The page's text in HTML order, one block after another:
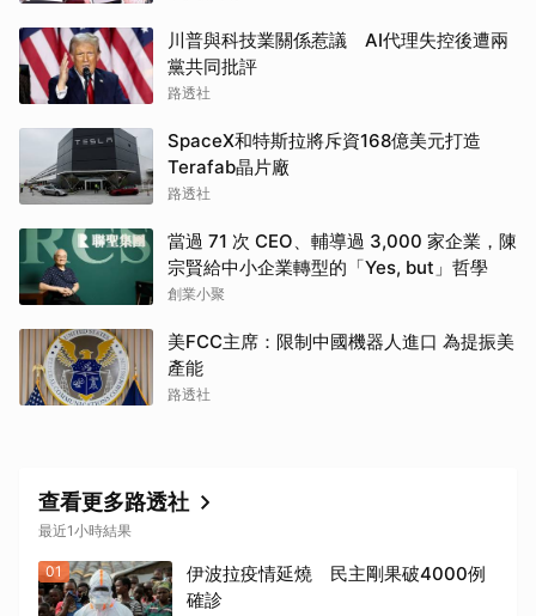
川普與科技業關係惹議 AI代理失控後遭兩
黨共同批評
路透社
SpaceX和特斯拉將斥資168億美元打造
Terafab晶片廠
路透社
當過 71 次 CEO、輔導過 3,000 家企業，陳
宗賢給中小企業轉型的「Yes, but」哲學
創業小聚
美FCC主席：限制中國機器人進口 為提振美
產能
路透社
查看更多路透社
最近1小時結果
01
伊波拉疫情延燒 民主剛果破4000例
確診